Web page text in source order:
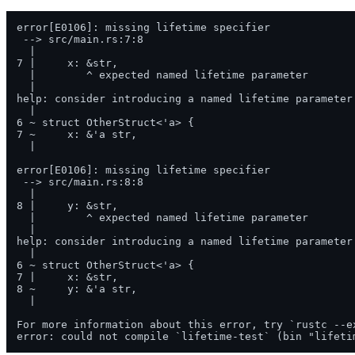
error[E0106]: missing lifetime specifier
--> src/main.rs:7:8
7 |     x: &str,
  |        ^ expected named lifetime parameter
help: consider introducing a named lifetime parameter
6 ~ struct OtherStruct<'a> {
7 ~     x: &'a str,
error[E0106]: missing lifetime specifier
--> src/main.rs:8:8
8 |     y: &str,
  |        ^ expected named lifetime parameter
help: consider introducing a named lifetime parameter
6 ~ struct OtherStruct<'a> {
7 |     x: &str,
8 ~     y: &'a str,
For more information about this error, try `rustc --